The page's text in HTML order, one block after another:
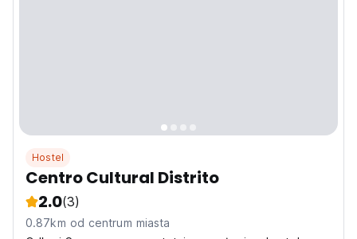
Hostel
Centro Cultural Distrito
2.0(3)
0.87km od centrum miasta